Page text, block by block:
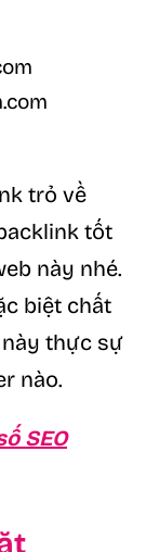
trỏ về
tốt
này nhé.
biệt chất
này thực sự
nào.
SEO